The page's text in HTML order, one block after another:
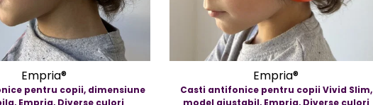
Empria®
pentru copii, dimensiune
Empria, Diverse culori
Empria®
Casti antifonice pentru copii Vivid Slim,
model ajustabil, Empria, Diverse culori